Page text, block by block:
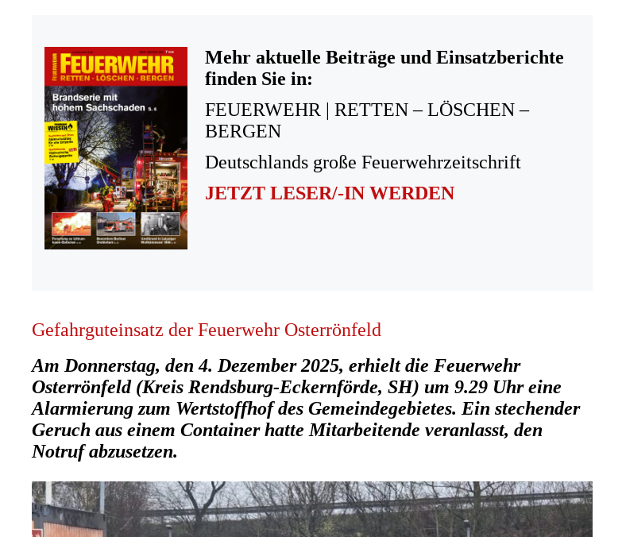
Mehr aktuelle Beiträge und Einsatzberichte
finden Sie in:
FEUERWEHR | RETTEN – LÖSCHEN –
BERGEN
Deutschlands große Feuerwehrzeitschrift
JETZT LESER/-IN WERDEN
Gefahrguteinsatz der Feuerwehr Osterrönfeld
Am Donnerstag, den 4. Dezember 2025, erhielt die Feuerwehr
Osterrönfeld (Kreis Rendsburg-Eckernförde, SH) um 9.29 Uhr eine
Alarmierung zum Wertstoffhof des Gemeindegebietes. Ein stechender
Geruch aus einem Container hatte Mitarbeitende veranlasst, den
Notruf abzusetzen.